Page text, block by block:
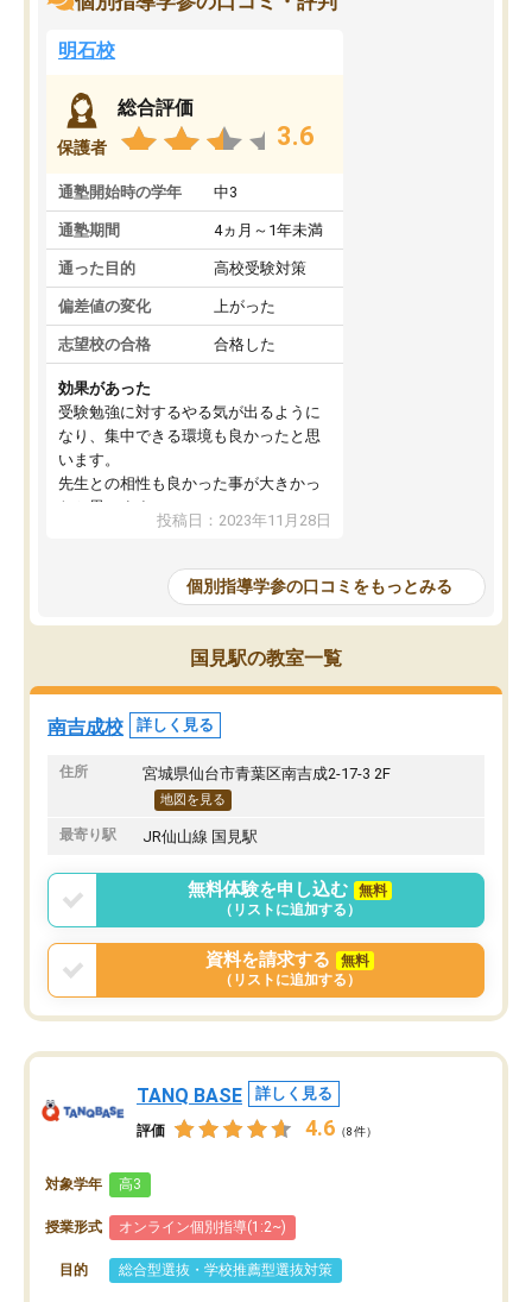
明石校
保護者
総合評価
3.6
通塾開始時の学年 中3
通塾期間 4ヵ月～1年未満
通った目的 高校受験対策
偏差値の変化 上がった
志望校の合格 合格した
効果があった
受験勉強に対するやる気が出るように
なり、集中できる環境も良かったと思
います。
先生との相性も良かった事が大きかっ
たと思います。
投稿日：2023年11月28日
個別指導学参の口コミをもっとみる
国見駅の教室一覧
南吉成校 詳しく見る
住所 宮城県仙台市青葉区南吉成2-17-3 2F
地図を見る
最寄り駅 JR仙山線 国見駅
無料体験を申し込む
無料
（リストに追加する）
資料を請求する
無料
（リストに追加する）
TANQ BASE 詳しく見る
評価 4.6 （8件）
対象学年 高3
授業形式 オンライン個別指導(1:2~)
目的 総合型選抜・学校推薦型選抜対策